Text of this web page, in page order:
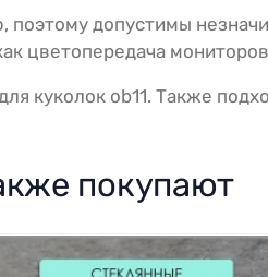
поэтому допустимы
цветопередача
куколок ob11. Также
покупают